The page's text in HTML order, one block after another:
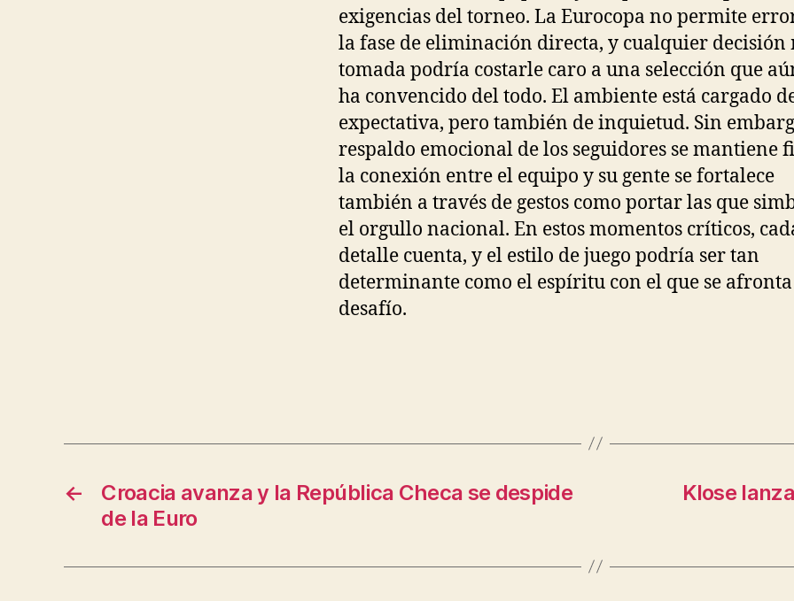
exigencias del torneo. La Eurocopa no permite
la fase de eliminación directa, y cualquier decisión
tomada podría costarle caro a una selección que
ha convencido del todo. El ambiente está cargado
expectativa, pero también de inquietud. Sin
respaldo emocional de los seguidores se mantiene
la conexión entre el equipo y su gente se fortalece
también a través de gestos como portar las que
el orgullo nacional. En estos momentos críticos,
detalle cuenta, y el estilo de juego podría ser tan
determinante como el espíritu con el que se
desafío.
←
Croacia avanza y la República Checa se despide
de la Euro
Klose